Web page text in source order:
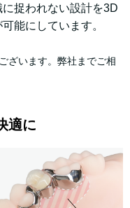
に捉われない設計を3D
能にしています。
ざいます。弊社までご相
適に